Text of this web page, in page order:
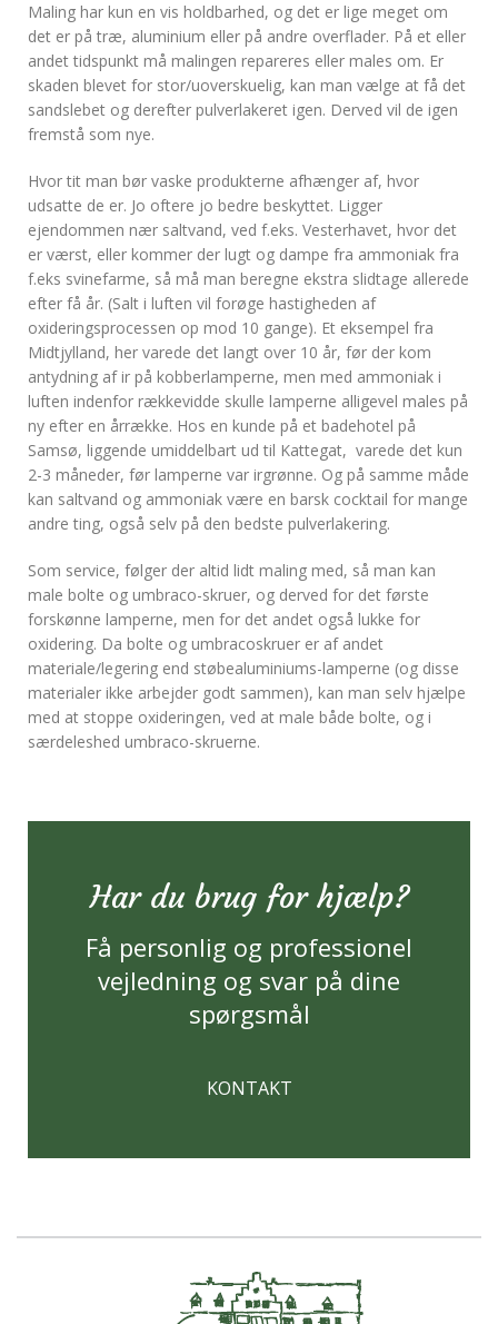
Maling har kun en vis holdbarhed, og det er lige meget om
det er på træ, aluminium eller på andre overflader. På et eller
andet tidspunkt må malingen repareres eller males om. Er
skaden blevet for stor/uoverskuelig, kan man vælge at få det
sandslebet og derefter pulverlakeret igen. Derved vil de igen
fremstå som nye.
Hvor tit man bør vaske produkterne afhænger af, hvor
udsatte de er. Jo oftere jo bedre beskyttet. Ligger
ejendommen nær saltvand, ved f.eks. Vesterhavet, hvor det
er værst, eller kommer der lugt og dampe fra ammoniak fra
f.eks svinefarme, så må man beregne ekstra slidtage allerede
efter få år. (Salt i luften vil forøge hastigheden af
oxideringsprocessen op mod 10 gange). Et eksempel fra
Midtjylland, her varede det langt over 10 år, før der kom
antydning af ir på kobberlamperne, men med ammoniak i
luften indenfor rækkevidde skulle lamperne alligevel males på
ny efter en årrække. Hos en kunde på et badehotel på
Samsø, liggende umiddelbart ud til Kattegat, varede det kun
2-3 måneder, før lamperne var irgrønne. Og på samme måde
kan saltvand og ammoniak være en barsk cocktail for mange
andre ting, også selv på den bedste pulverlakering.
Som service, følger der altid lidt maling med, så man kan
male bolte og umbraco-skruer, og derved for det første
forskønne lamperne, men for det andet også lukke for
oxidering. Da bolte og umbracoskruer er af andet
materiale/legering end støbealuminiums-lamperne (og disse
materialer ikke arbejder godt sammen), kan man selv hjælpe
med at stoppe oxideringen, ved at male både bolte, og i
særdeleshed umbraco-skruerne.
Har du brug for hjælp?
Få personlig og professionel
vejledning og svar på dine
spørgsmål
KONTAKT